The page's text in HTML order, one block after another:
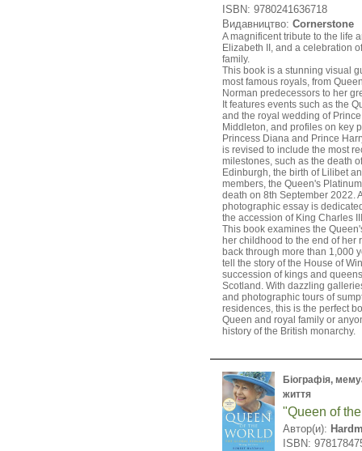
ISBN: 9780241636718
Видавництво: Cornerstone
A magnificent tribute to the life
Elizabeth II, and a celebration
family.
This book is a stunning visual
most famous royals, from
Norman predecessors to her
It features events such as the
and the royal wedding of
Middleton, and profiles on key
Princess Diana and Prince
is revised to include the most
milestones, such as the death
Edinburgh, the birth of Lilibet
members, the Queen's
death on 8th September 2022.
photographic essay is
the accession of King Charles
This book examines the
her childhood to the end of her
back through more than 1,000
tell the story of the House of
succession of kings and
Scotland. With dazzling
and photographic tours of
residences, this is the perfect
Queen and royal family or
history of the British monarchy.
Біографія,
життя
"Queen of
Автор(и):
ISBN: